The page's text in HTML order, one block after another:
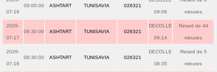
07-18
09:00:00 ASHTART TUNISAVIA 026321
09:06 minutes
2026-
07-17
08:30:00 ASHTART TUNISAVIA 026321
DECOLLE
09:14
Retard de 44
minutes
2026-
07-16
08:30:00 ASHTART TUNISAVIA 026321
DECOLLE
08:35
Retard de 5
minutes